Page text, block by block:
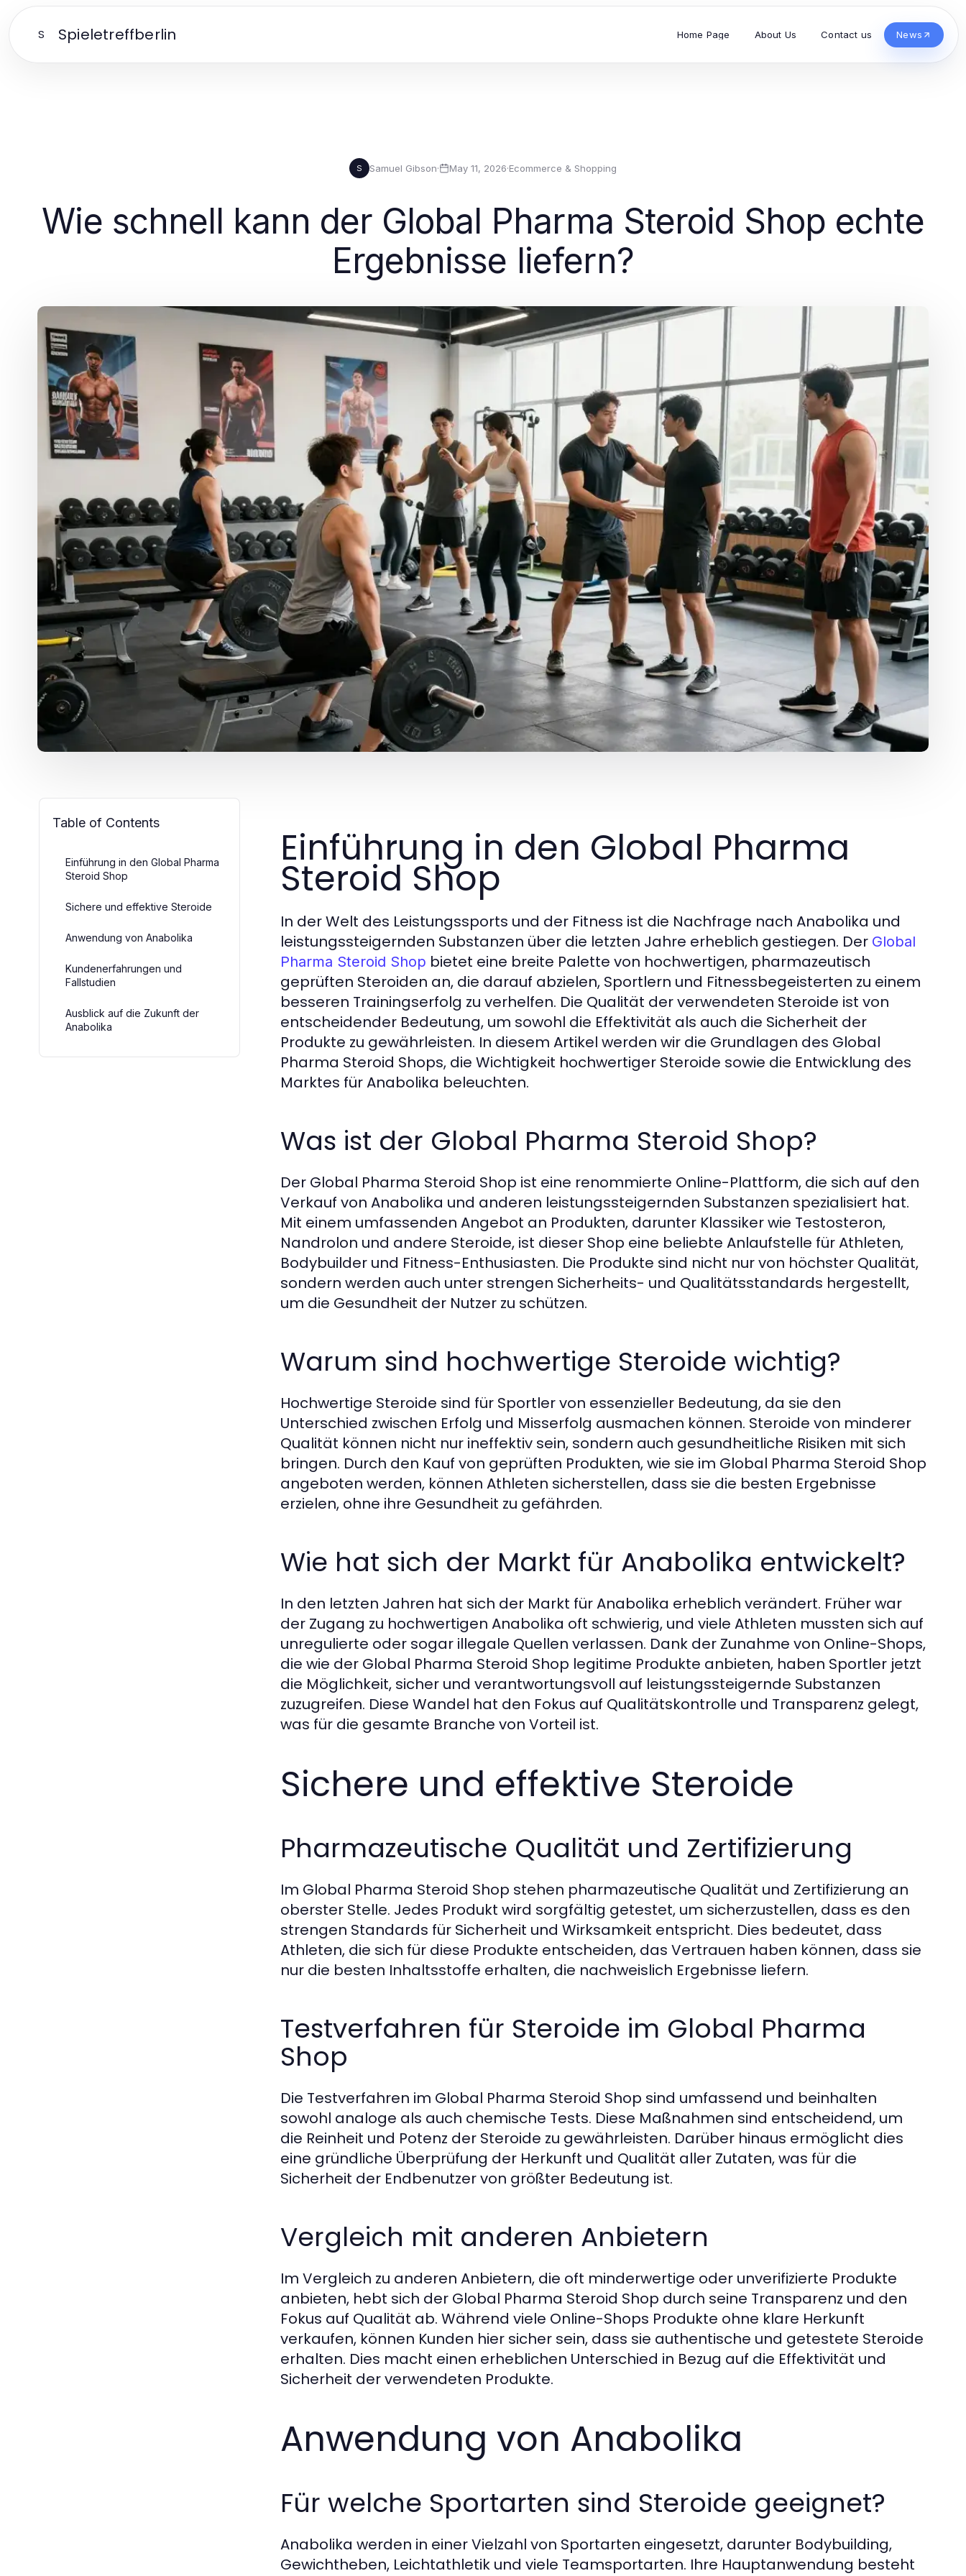
S Spieletreffberlin Home Page About Us Contact us News
S Samuel Gibson· May 11, 2026·Ecommerce & Shopping
Wie schnell kann der Global Pharma Steroid Shop echte
Ergebnisse liefern?
Table of Contents
Einführung in den Global Pharma
Steroid Shop
Sichere und effektive Steroide
Anwendung von Anabolika
Kundenerfahrungen und
Fallstudien
Ausblick auf die Zukunft der
Anabolika
Einführung in den Global Pharma
Steroid Shop
In der Welt des Leistungssports und der Fitness ist die Nachfrage nach Anabolika und
leistungssteigernden Substanzen über die letzten Jahre erheblich gestiegen. Der Global
Pharma Steroid Shop bietet eine breite Palette von hochwertigen, pharmazeutisch
geprüften Steroiden an, die darauf abzielen, Sportlern und Fitnessbegeisterten zu einem
besseren Trainingserfolg zu verhelfen. Die Qualität der verwendeten Steroide ist von
entscheidender Bedeutung, um sowohl die Effektivität als auch die Sicherheit der
Produkte zu gewährleisten. In diesem Artikel werden wir die Grundlagen des Global
Pharma Steroid Shops, die Wichtigkeit hochwertiger Steroide sowie die Entwicklung des
Marktes für Anabolika beleuchten.
Was ist der Global Pharma Steroid Shop?
Der Global Pharma Steroid Shop ist eine renommierte Online-Plattform, die sich auf den
Verkauf von Anabolika und anderen leistungssteigernden Substanzen spezialisiert hat.
Mit einem umfassenden Angebot an Produkten, darunter Klassiker wie Testosteron,
Nandrolon und andere Steroide, ist dieser Shop eine beliebte Anlaufstelle für Athleten,
Bodybuilder und Fitness-Enthusiasten. Die Produkte sind nicht nur von höchster Qualität,
sondern werden auch unter strengen Sicherheits- und Qualitätsstandards hergestellt,
um die Gesundheit der Nutzer zu schützen.
Warum sind hochwertige Steroide wichtig?
Hochwertige Steroide sind für Sportler von essenzieller Bedeutung, da sie den
Unterschied zwischen Erfolg und Misserfolg ausmachen können. Steroide von minderer
Qualität können nicht nur ineffektiv sein, sondern auch gesundheitliche Risiken mit sich
bringen. Durch den Kauf von geprüften Produkten, wie sie im Global Pharma Steroid Shop
angeboten werden, können Athleten sicherstellen, dass sie die besten Ergebnisse
erzielen, ohne ihre Gesundheit zu gefährden.
Wie hat sich der Markt für Anabolika entwickelt?
In den letzten Jahren hat sich der Markt für Anabolika erheblich verändert. Früher war
der Zugang zu hochwertigen Anabolika oft schwierig, und viele Athleten mussten sich auf
unregulierte oder sogar illegale Quellen verlassen. Dank der Zunahme von Online-Shops,
die wie der Global Pharma Steroid Shop legitime Produkte anbieten, haben Sportler jetzt
die Möglichkeit, sicher und verantwortungsvoll auf leistungssteigernde Substanzen
zuzugreifen. Diese Wandel hat den Fokus auf Qualitätskontrolle und Transparenz gelegt,
was für die gesamte Branche von Vorteil ist.
Sichere und effektive Steroide
Pharmazeutische Qualität und Zertifizierung
Im Global Pharma Steroid Shop stehen pharmazeutische Qualität und Zertifizierung an
oberster Stelle. Jedes Produkt wird sorgfältig getestet, um sicherzustellen, dass es den
strengen Standards für Sicherheit und Wirksamkeit entspricht. Dies bedeutet, dass
Athleten, die sich für diese Produkte entscheiden, das Vertrauen haben können, dass sie
nur die besten Inhaltsstoffe erhalten, die nachweislich Ergebnisse liefern.
Testverfahren für Steroide im Global Pharma
Shop
Die Testverfahren im Global Pharma Steroid Shop sind umfassend und beinhalten
sowohl analoge als auch chemische Tests. Diese Maßnahmen sind entscheidend, um
die Reinheit und Potenz der Steroide zu gewährleisten. Darüber hinaus ermöglicht dies
eine gründliche Überprüfung der Herkunft und Qualität aller Zutaten, was für die
Sicherheit der Endbenutzer von größter Bedeutung ist.
Vergleich mit anderen Anbietern
Im Vergleich zu anderen Anbietern, die oft minderwertige oder unverifizierte Produkte
anbieten, hebt sich der Global Pharma Steroid Shop durch seine Transparenz und den
Fokus auf Qualität ab. Während viele Online-Shops Produkte ohne klare Herkunft
verkaufen, können Kunden hier sicher sein, dass sie authentische und getestete Steroide
erhalten. Dies macht einen erheblichen Unterschied in Bezug auf die Effektivität und
Sicherheit der verwendeten Produkte.
Anwendung von Anabolika
Für welche Sportarten sind Steroide geeignet?
Anabolika werden in einer Vielzahl von Sportarten eingesetzt, darunter Bodybuilding,
Gewichtheben, Leichtathletik und viele Teamsportarten. Ihre Hauptanwendung besteht